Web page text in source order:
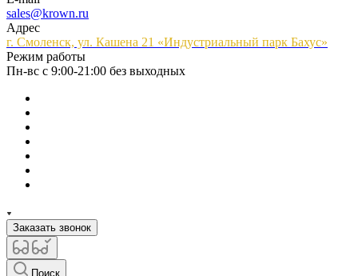
sales@krown.ru
Адрес
г. Смоленск, ул. Кашена 21 «Индустриальный парк Бахус»
Режим работы
Пн-вс с 9:00-21:00 без выходных
Заказать звонок
Поиск